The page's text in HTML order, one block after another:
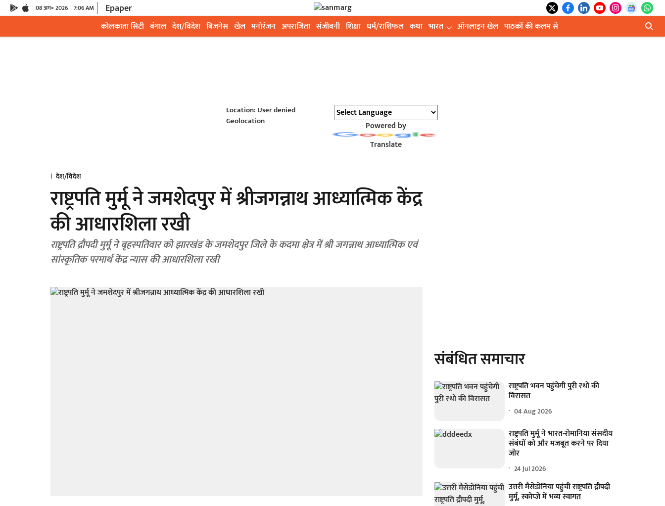
08 अग॰ 2026 7:06 AM Epaper
कोलकाता सिटी बंगाल देश/विदेश बिजनेस खेल मनोरंजन अपराजिता संजीवनी शिक्षा धर्म/राशिफल कथा भारत ऑनलाइन खेल पाठकों की कलम से
Location: User denied
Geolocation
Powered by
Translate
देश/विदेश
राष्ट्रपति मुर्मू ने जमशेदपुर में श्रीजगन्नाथ आध्यात्मिक केंद्र
की आधारशिला रखी
राष्ट्रपति द्रौपदी मुर्मू ने बृहस्पतिवार को झारखंड के जमशेदपुर जिले के कदमा क्षेत्र में श्री जगन्नाथ आध्यात्मिक एवं
सांस्कृतिक परमार्थ केंद्र न्यास की आधारशिला रखी
संबंधित समाचार
राष्ट्रपति भवन पहुंचेगी पुरी रथों की
विरासत
04 Aug 2026
राष्ट्रपति मुर्मू ने भारत-रोमानिया संसदीय
संबंधों को और मजबूत करने पर दिया
जोर
24 Jul 2026
उत्तरी मैसेडोनिया पहुंचीं राष्ट्रपति द्रौपदी
मुर्मू, स्कोप्जे में भव्य स्वागत